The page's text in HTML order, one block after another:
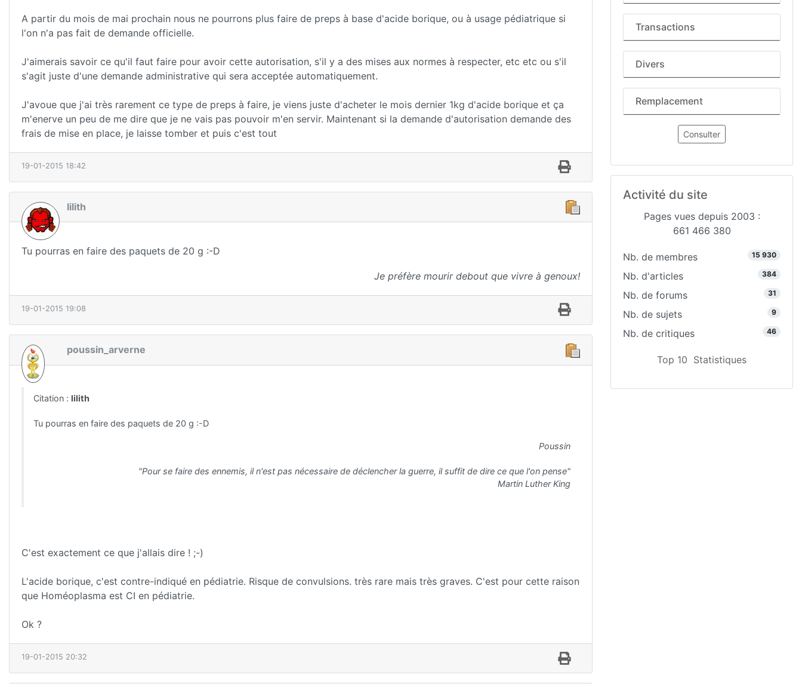
A partir du mois de mai prochain nous ne pourrons plus faire de preps à base d'acide borique, ou à usage pédiatrique si
l'on n'a pas fait de demande officielle.
J'aimerais savoir ce qu'il faut faire pour avoir cette autorisation, s'il y a des mises aux normes à respecter, etc etc ou s'il
s'agit juste d'une demande administrative qui sera acceptée automatiquement.
J'avoue que j'ai très rarement ce type de preps à faire, je viens juste d'acheter le mois dernier 1kg d'acide borique et ça
m'enerve un peu de me dire que je ne vais pas pouvoir m'en servir. Maintenant si la demande d'autorisation demande des
frais de mise en place, je laisse tomber et puis c'est tout
19-01-2015 18:42
lilith
Tu pourras en faire des paquets de 20 g :-D
Je préfère mourir debout que vivre à genoux!
19-01-2015 19:08
poussin_arverne
Citation : lilith
Tu pourras en faire des paquets de 20 g :-D
Poussin
"Pour se faire des ennemis, il n'est pas nécessaire de déclencher la guerre, il suffit de dire ce que l'on pense"
Martin Luther King
C'est exactement ce que j'allais dire ! ;-)
L'acide borique, c'est contre-indiqué en pédiatrie. Risque de convulsions. très rare mais très graves. C'est pour cette raison
que Homéoplasma est CI en pédiatrie.
Ok ?
19-01-2015 20:32
Transactions
Divers
Remplacement
Consulter
Activité du site
Pages vues depuis 2003 :
661 466 380
Nb. de membres 15 930
Nb. d'articles 384
Nb. de forums 31
Nb. de sujets 9
Nb. de critiques 46
Top 10 Statistiques